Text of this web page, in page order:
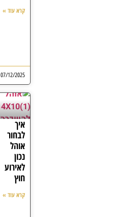
קרא עוד »
07/12/2025
איך
לבחור
אוהל
נכון
לאירוע
חוץ
קרא עוד »